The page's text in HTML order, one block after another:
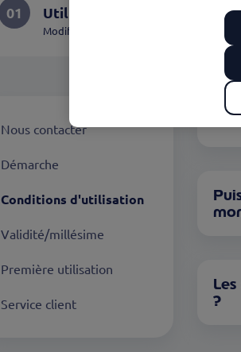
01 Utilisateur
Modifier
02
Nous contacter
Démarche
Conditions d'utilisation
Validité/millésime
Première utilisation
Service client
?